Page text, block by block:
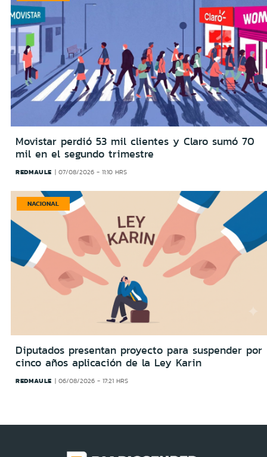
Movistar perdió 53 mil clientes y Claro sumó 70
mil en el segundo trimestre
REDMAULE 07/08/2026 - 11:10 HRS
NACIONAL
Diputados presentan proyecto para suspender por
cinco años aplicación de la Ley Karin
REDMAULE 06/08/2026 - 17:21 HRS